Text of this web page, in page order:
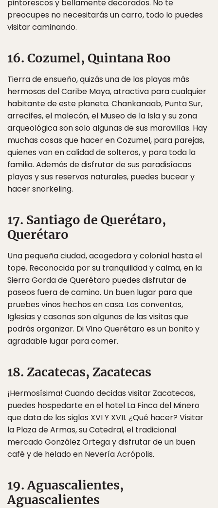
pintorescos y bellamente decorados. No te
preocupes no necesitarás un carro, todo lo puedes
visitar caminando.
16. Cozumel, Quintana Roo
Tierra de ensueño, quizás una de las playas más
hermosas del Caribe Maya, atractiva para cualquier
habitante de este planeta. Chankanaab, Punta Sur,
arrecifes, el malecón, el Museo de la Isla y su zona
arqueológica son solo algunas de sus maravillas. Hay
muchas cosas que hacer en Cozumel, para parejas,
quienes van en calidad de solteros, y para toda la
familia. Además de disfrutar de sus paradisíacas
playas y sus reservas naturales, puedes bucear y
hacer snorkeling.
17. Santiago de Querétaro,
Querétaro
Una pequeña ciudad, acogedora y colonial hasta el
tope. Reconocida por su tranquilidad y calma, en la
Sierra Gorda de Querétaro puedes disfrutar de
paseos fuera de camino. Un buen lugar para que
pruebes vinos hechos en casa. Los conventos,
Iglesias y casonas son algunas de las visitas que
podrás organizar. Di Vino Querétaro es un bonito y
agradable lugar para comer.
18. Zacatecas, Zacatecas
¡Hermosísima! Cuando decidas visitar Zacatecas,
puedes hospedarte en el hotel La Finca del Minero
que data de los siglos XVI Y XVII. ¿Qué hacer? Visitar
la Plaza de Armas, su Catedral, el tradicional
mercado González Ortega y disfrutar de un buen
café y de helado en Nevería Acrópolis.
19. Aguascalientes,
Aguascalientes